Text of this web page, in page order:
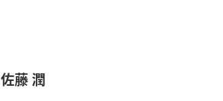
佐藤 潤